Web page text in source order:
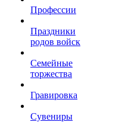
Профессии
Праздники
родов войск
Семейные
торжества
Гравировка
Сувениры